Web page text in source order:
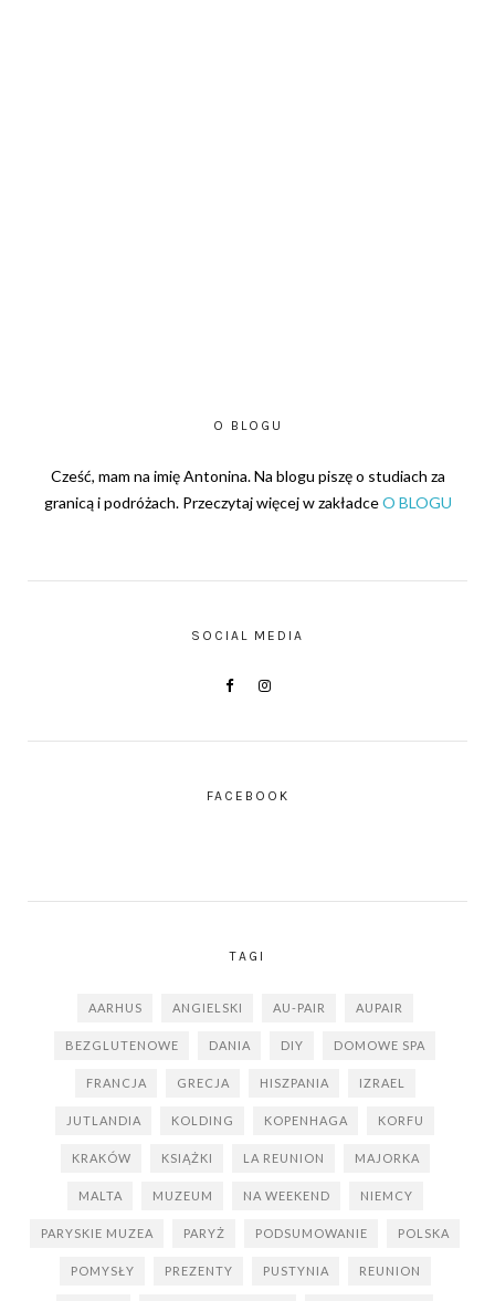
O BLOGU
Cześć, mam na imię Antonina. Na blogu piszę o studiach za
granicą i podróżach. Przeczytaj więcej w zakładceO BLOGU
SOCIAL MEDIA
FACEBOOK
TAGI
AARHUS ANGIELSKI AU-PAIR AUPAIR
BEZGLUTENOWE DANIA DIY DOMOWE SPA
FRANCJA GRECJA HISZPANIA IZRAEL
JUTLANDIA KOLDING KOPENHAGA KORFU
KRAKÓW KSIĄŻKI LA REUNION MAJORKA
MALTA MUZEUM NA WEEKEND NIEMCY
PARYSKIE MUZEA PARYŻ PODSUMOWANIE POLSKA
POMYSŁY PREZENTY PUSTYNIA REUNION